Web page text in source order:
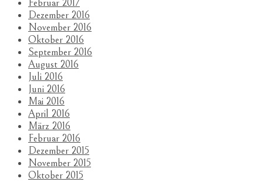
Dezember 2016
November 2016
Oktober 2016
September 2016
August 2016
Juli 2016
Juni 2016
Mai 2016
April 2016
März 2016
Februar 2016
Dezember 2015
November 2015
Oktober 2015